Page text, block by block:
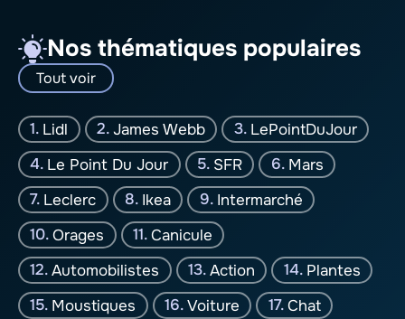
Nos thématiques populaires
Tout voir
Lidl James Webb
LePointDuJour
Le Point Du Jour
SFR
Mars
Leclerc
Ikea
Intermarché
Orages
Canicule
Automobilistes
Action
Plantes
Moustiques
Voiture Chat